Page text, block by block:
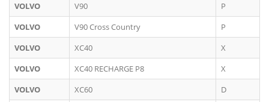
VOLVO
V90
P
VOLVO
V90 Cross Country
P
VOLVO
XC40
X
VOLVO
XC40 RECHARGE P8
X
VOLVO
XC60
D